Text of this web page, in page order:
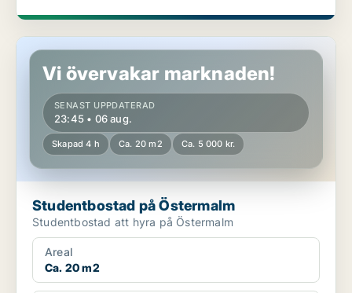
Studentbostad på Östermalm
Vi övervakar marknaden!
SENAST UPPDATERAD
23:45 • 06 aug.
Skapad 4 h Ca. 20 m2 Ca. 5 000 kr.
Studentbostad på Östermalm
Studentbostad att hyra på Östermalm
Areal
Ca. 20 m2